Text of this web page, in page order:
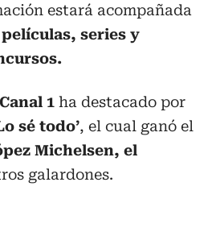
estará acompañada
series y
Canal 1 ha destacado por
sé todo’, el cual ganó el
Michelsen, el
galardones.